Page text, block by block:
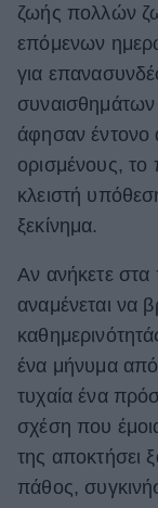
Χωρίς
Women's
Hautes
Γάμος
Market News
ζωής πολλών
επόμενων
για
άφησαν έντονο
ορισμένους, το
κλειστή
ξεκίνημα.
Αν ανήκετε
αναμένεται να
ένα μήνυμα
τυχαία ένα
σχέση που
της αποκτήσει
πάθος,